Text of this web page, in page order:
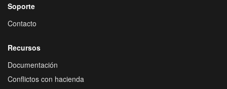
Soporte
Contacto
Recursos
Documentación
Conflictos con hacienda